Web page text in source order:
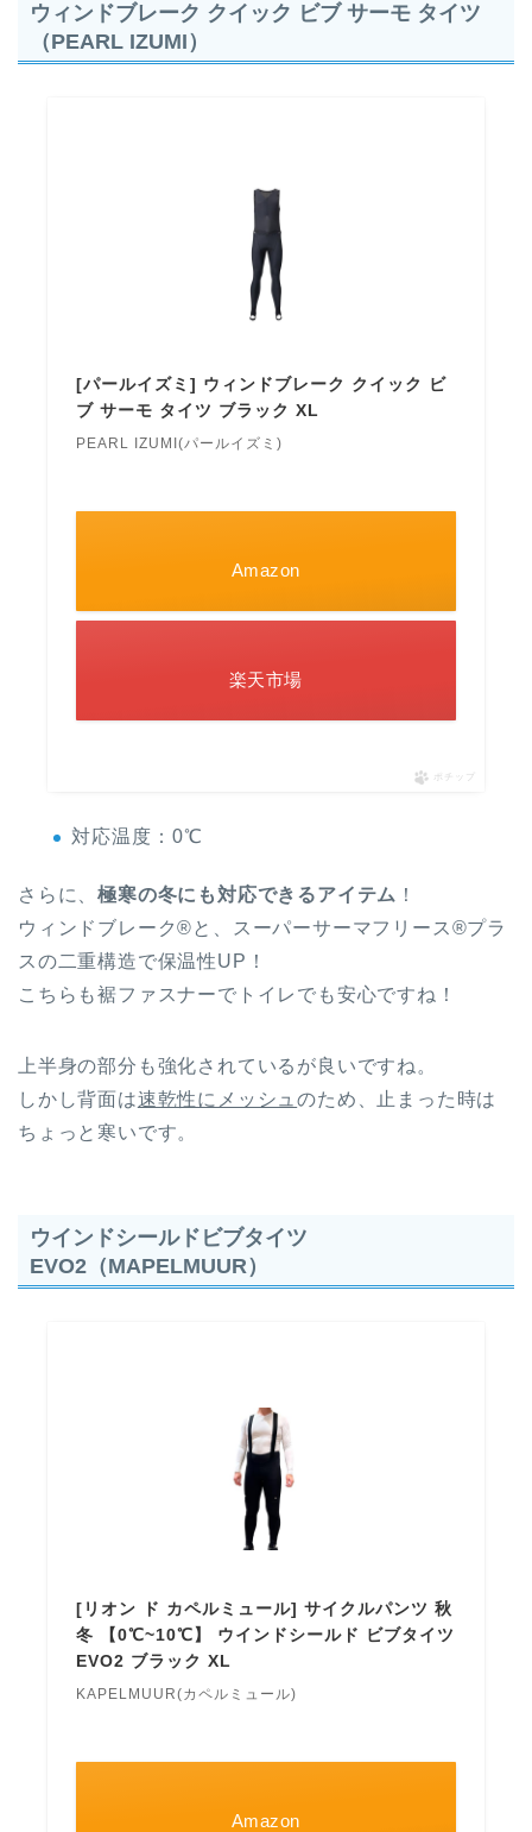
ウィンドブレーク クイック ビブ サーモ タイツ
（PEARL IZUMI）
[パールイズミ] ウィンドブレーク クイック ビ
ブ サーモ タイツ ブラック XL
PEARL IZUMI(パールイズミ)
Amazon
楽天市場
ポチップ
対応温度：0℃
さらに、極寒の冬にも対応できるアイテム ！
ウィンドブレーク®と、スーパーサーマフリース®プラ
スの二重構造で保温性UP！
こちらも裾ファスナーでトイレでも安心ですね！
上半身の部分も強化されているが良いですね。
しかし背面は速乾性にメッシュのため、止まった時は
ちょっと寒いです。
ウインドシールドビブタイツ
EVO2（MAPELMUUR）
[リオン ド カペルミュール] サイクルパンツ 秋
冬 【0℃~10℃】 ウインドシールド ビブタイツ
EVO2 ブラック XL
KAPELMUUR(カペルミュール)
Amazon